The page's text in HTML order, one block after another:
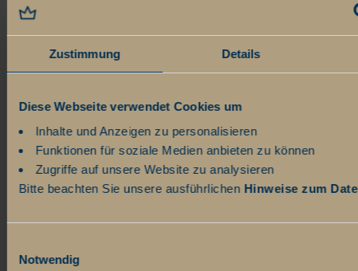
Zustimmung Details
Diese Webseite verwendet Cookies um
Inhalte und Anzeigen zu personalisieren
Funktionen für soziale Medien anbieten zu können
Zugriffe auf unsere Website zu analysieren
Bitte beachten Sie unsere ausführlichen Hinweise zum
Notwendig